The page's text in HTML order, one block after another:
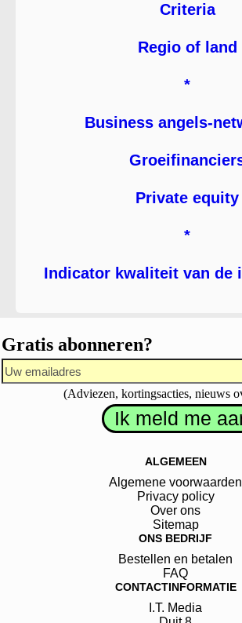
Criteria
Regio of land
*
Business angels-
Private equity
*
Indicator kwaliteit van de
Gratis abonneren?
(Adviezen, kortingsacties, nieuws
ALGEMEEN
Algemene voorwaarden
Privacy policy
Over ons
Sitemap
ONS BEDRIJF
Bestellen en betalen
FAQ
CONTACTINFORMATIE
I.T. Media